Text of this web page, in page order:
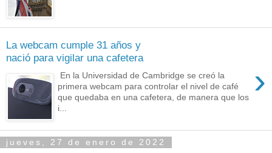
La webcam cumple 31 años y
nació para vigilar una cafetera
›
En la Universidad de Cambridge se creó la
primera webcam para controlar el nivel de café
que quedaba en una cafetera, de manera que los
i...
jueves, 27 de enero de 2022